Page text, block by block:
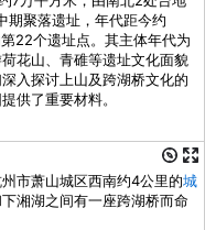
期聚落遗址，年代距今约
22个遗址点。其主体年代为
花山、青碓等遗址文化面貌
入探讨上山及跨湖桥文化的
供了重要材料。
市萧山城区西南约4公里的城
湘湖之间有一座跨湖桥而命